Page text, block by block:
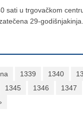
sati u trgovačkom
29-godišnjakinja.
1339 1340
1345 1346 1347